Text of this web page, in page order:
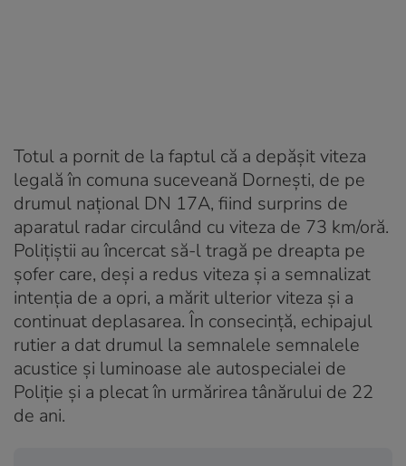
Totul a pornit de la faptul că a depășit viteza
legală în comuna suceveană Dornești, de pe
drumul național DN 17A, fiind surprins de
aparatul radar circulând cu viteza de 73 km/oră.
Polițiștii au încercat să-l tragă pe dreapta pe
șofer care, deși a redus viteza și a semnalizat
intenția de a opri, a mărit ulterior viteza și a
continuat deplasarea. În consecință, echipajul
rutier a dat drumul la semnalele semnalele
acustice și luminoase ale autospecialei de
Poliție și a plecat în urmărirea tânărului de 22
de ani.